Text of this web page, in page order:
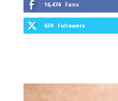
16,474 Fans
639 Followers